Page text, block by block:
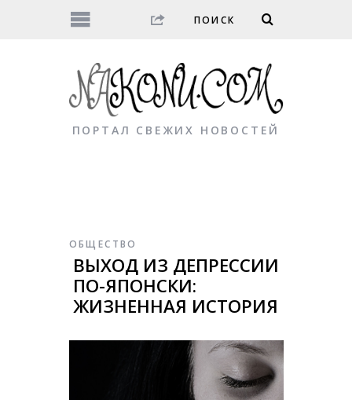
ПОРТАЛ СВЕЖИХ НОВОСТЕЙ
ОБЩЕСТВО
ВЫХОД ИЗ ДЕПРЕССИИ
ПО-ЯПОНСКИ:
ЖИЗНЕННАЯ ИСТОРИЯ